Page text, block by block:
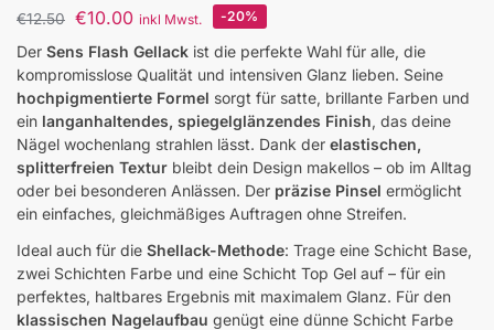
€12.50 €10.00 inkl Mwst. -20%
Der Sens Flash Gellack ist die perfekte Wahl für alle, die
kompromisslose Qualität und intensiven Glanz lieben. Seine
hochpigmentierte Formel sorgt für satte, brillante Farben und
ein langanhaltendes, spiegelglänzendes Finish, das deine
Nägel wochenlang strahlen lässt. Dank der elastischen,
splitterfreien Textur bleibt dein Design makellos – ob im Alltag
oder bei besonderen Anlässen. Der präzise Pinsel ermöglicht
ein einfaches, gleichmäßiges Auftragen ohne Streifen.
Ideal auch für die Shellack-Methode: Trage eine Schicht Base,
zwei Schichten Farbe und eine Schicht Top Gel auf – für ein
perfektes, haltbares Ergebnis mit maximalem Glanz. Für den
klassischen Nagelaufbau genügt eine dünne Schicht Farbe